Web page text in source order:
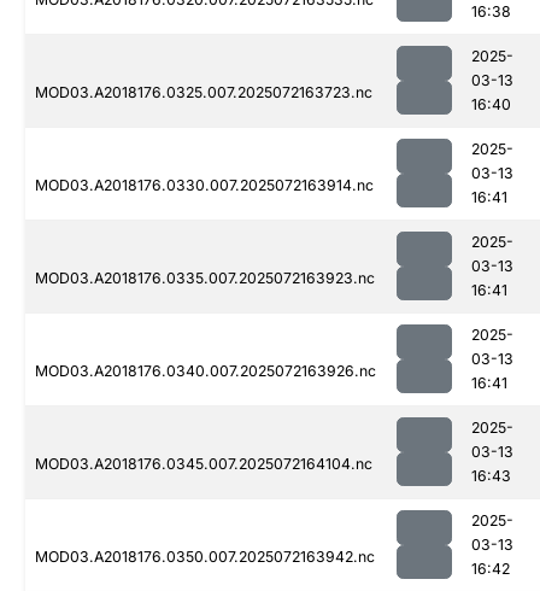
16:38
MOD03.A2018176.0325.007.2025072163723.nc
2025-
03-13
16:40
MOD03.A2018176.0330.007.2025072163914.nc
2025-
03-13
16:41
MOD03.A2018176.0335.007.2025072163923.nc
2025-
03-13
16:41
MOD03.A2018176.0340.007.2025072163926.nc
2025-
03-13
16:41
MOD03.A2018176.0345.007.2025072164104.nc
2025-
03-13
16:43
MOD03.A2018176.0350.007.2025072163942.nc
2025-
03-13
16:42